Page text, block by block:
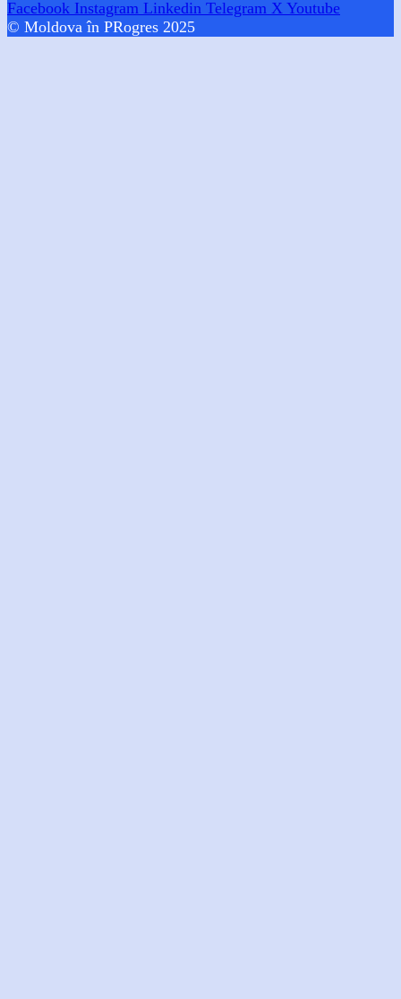
Facebook Instagram Linkedin Telegram X Youtube
© Moldova în PRogres 2025